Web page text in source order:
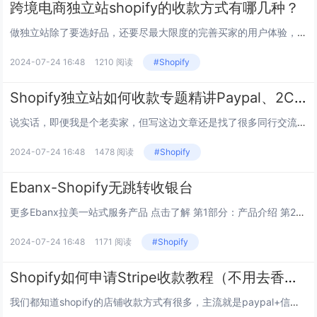
跨境电商独立站shopify的收款方式有哪几种？
做独立站除了要选好品，还要尽最大限度的完善买家的用户体验，才能提高付费率和回购率。 一款产品很好，深得买家的喜欢，这是你选品上的成功。但如果他在付款的时候，遭遇付款时间过长、卡顿、甚至重复付款失败，试想一下如果是你还会买继续...
2024-07-24 16:48 1210 阅读 #Shopify
Shopify独立站如何收款专题精讲Paypal、2Checkout、Stripe的较量
说实话，即便我是个老卖家，但写这边文章还是找了很多同行交流，因为不同的收款方式，门槛不同，利弊不同，卖家之间的选择也不同，我也不是全部都用过，为了让文章具有普适性，每个新手卖家都能找到自己合适的收款方式，我做了很多整理研究和对比，...
2024-07-24 16:48 1478 阅读 #Shopify
Ebanx-Shopify无跳转收银台
更多Ebanx拉美一站式服务产品 点击了解 第1部分：产品介绍 第2部分：企业资质 EBANX成立于2012年，是一家拥有拉丁美洲DNA的全球金融科技公司，专为跨境平台和独...
2024-07-24 16:48 1171 阅读 #Shopify
Shopify如何申请Stripe收款教程（不用去香港办卡）
我们都知道shopify的店铺收款方式有很多，主流就是paypal+信用卡收款， 但是目前paypal和信用卡收款都有门槛： 1，paypal收款，shopify店铺绑定paypal的话需要paypal商家账号，目前注...